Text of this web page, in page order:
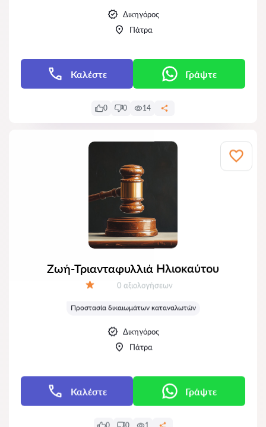
Δικηγόρος
Πάτρα
Καλέστε Γράψτε
0 0 14
Ζωή-Τριανταφυλλιά Ηλιοκαύτου
Αξιολογήσεις:
0 αξιολογήσεων
Προστασία δικαιωμάτων καταναλωτών
Δικηγόρος
Πάτρα
Καλέστε Γράψτε
0 0 1